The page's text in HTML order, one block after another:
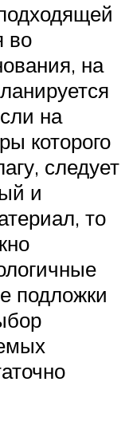
во
на
на
которого
следует
и
то
подложки